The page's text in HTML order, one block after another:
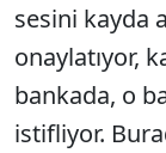
sesini kayda
onaylatıyor,
bankada, o
istifliyor.